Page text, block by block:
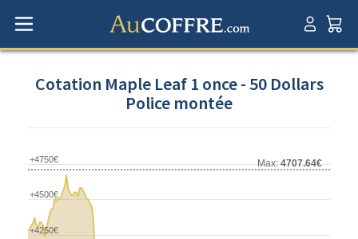
Cotation Maple Leaf 1 once - 50 Dollars
Police montée
Max:4707.64€
+4250€
+4500€
+4750€